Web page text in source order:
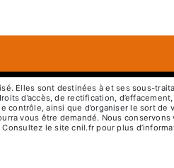
Elles sont destinées à et ses sous-
d’accès, de rectification,
contrôle, ainsi que d’organiser le sort de
vous être demandé. Nous conservons
le site cnil.fr pour plus